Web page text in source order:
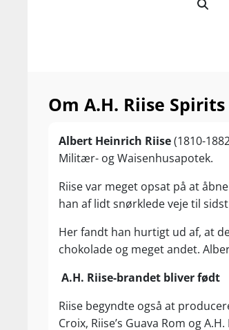
Om A.H. Riise Spirits
Albert Heinrich Riise(1810-
Militær- og Waisenhusapotek.
Riise var meget opsat på at
han af lidt snørklede veje til
Her fandt han hurtigt ud af, at
chokolade og meget andet.
A.H. Riise-brandet bliver født
Riise begyndte også at
Croix, Riise’s Guava Rom og A.H.